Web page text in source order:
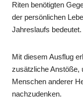
Riten benötigten
der persönlichen
Jahreslaufs bedeutet.
Mit diesem Ausflug
zusätzliche Anstöße,
Menschen anderer
nachzudenken.